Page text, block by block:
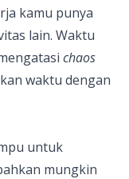
kamu punya
lain. Waktu
chaos
waktu dengan
untuk
mungkin